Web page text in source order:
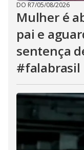
DO R7/05/08/2026
Mulher é
pai e
sentença
#falabrasil